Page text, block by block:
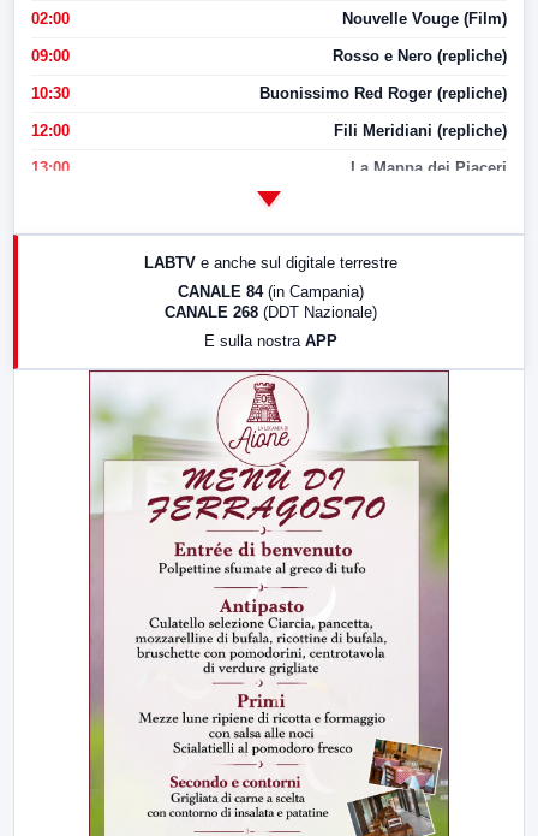
02:00 Nouvelle Vouge (Film)
09:00 Rosso e Nero (repliche)
10:30 Buonissimo Red Roger (repliche)
12:00 Fili Meridiani (repliche)
13:00 La Mappa dei Piaceri
LABTV e anche sul digitale terrestre
CANALE 84 (in Campania)
CANALE 268 (DDT Nazionale)
E sulla nostra APP